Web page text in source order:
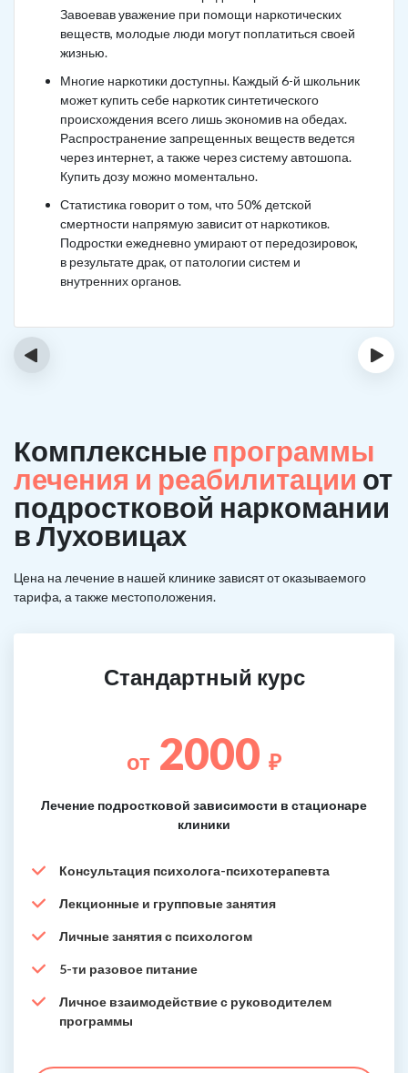
Завоевав уважение при помощи наркотических
веществ, молодые люди могут поплатиться своей
жизнью.
Многие наркотики доступны. Каждый 6-й школьник
может купить себе наркотик синтетического
происхождения всего лишь экономив на обедах.
Распространение запрещенных веществ ведется
через интернет, а также через систему автошопа.
Купить дозу можно моментально.
Статистика говорит о том, что 50% детской
смертности напрямую зависит от наркотиков.
Подростки ежедневно умирают от передозировок,
в результате драк, от патологии систем и
внутренних органов.
‹ ›
Комплексные программы
лечения и реабилитации от
подростковой наркомании
в Луховицах
Цена на лечение в нашей клинике зависят от оказываемого
тарифа, а также местоположения.
Стандартный курс
от 2000 ₽
Лечение подростковой зависимости в стационаре
клиники
Консультация психолога-психотерапевта
Лекционные и групповые занятия
Личные занятия с психологом
5-ти разовое питание
Личное взаимодействие с руководителем
программы